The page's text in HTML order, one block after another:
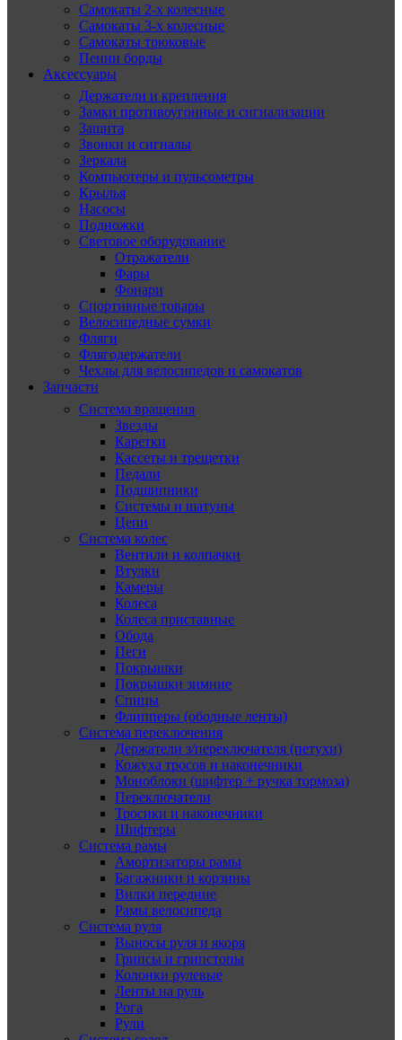
Самокаты 2-х колесные
Самокаты 3-х колесные
Самокаты трюковые
Пенни борды
Аксессуары
Держатели и крепления
Замки противоугонные и сигнализации
Защита
Звонки и сигналы
Зеркала
Компьютеры и пульсометры
Крылья
Насосы
Подножки
Световое оборудование
Отражатели
Фары
Фонари
Спортивные товары
Велосипедные сумки
Фляги
Флягодержатели
Чехлы для велосипедов и самокатов
Запчасти
Система вращения
Звезды
Каретки
Кассеты и трещетки
Педали
Подшипники
Системы и шатуны
Цепи
Система колес
Вентили и колпачки
Втулки
Камеры
Колеса
Колеса приставные
Обода
Пеги
Покрышки
Покрышки зимние
Спицы
Флипперы (ободные ленты)
Система переключения
Держатели з/переключателя (петухи)
Кожуха тросов и наконечники
Моноблоки (шифтер + ручка тормоза)
Переключатели
Тросики и наконечники
Шифтеры
Система рамы
Амортизаторы рамы
Багажники и корзины
Вилки передние
Рамы велосипеда
Система руля
Выносы руля и якоря
Грипсы и грипстопы
Колонки рулевые
Ленты на руль
Рога
Рули